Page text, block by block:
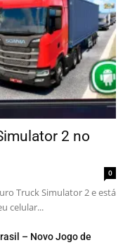
2 no
0
Truck Simulator 2 e está
celular...
– Novo Jogo de